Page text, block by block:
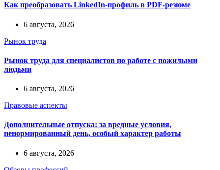
Как преобразовать LinkedIn-профиль в PDF-резюме
6 августа, 2026
Рынок труда
Рынок труда для специалистов по работе с пожилыми
людьми
6 августа, 2026
Правовые аспекты
Дополнительные отпуска: за вредные условия,
ненормированный день, особый характер работы
6 августа, 2026